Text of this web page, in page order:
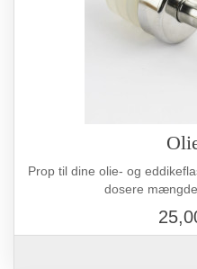
Prop til dine olie- og
dosere